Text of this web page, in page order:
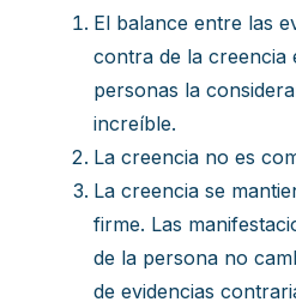
El balance entre las
contra de la creencia
personas la
increíble.
La creencia no es
La creencia se
firme. Las
de la persona no
de evidencias